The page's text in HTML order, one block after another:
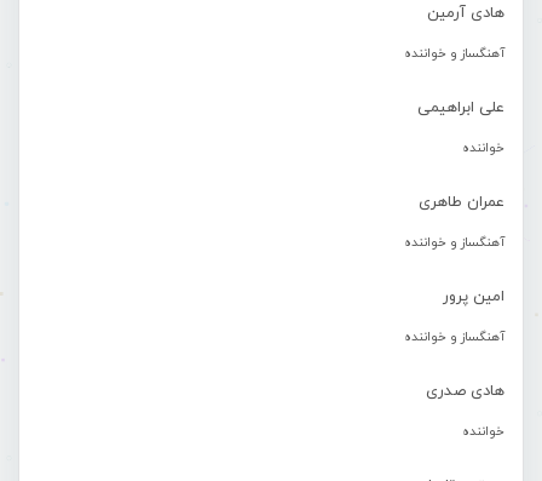
هادی آرمین
آهنگساز و خواننده
علی ابراهیمی
خواننده
عمران طاهری
آهنگساز و خواننده
امین پرور
آهنگساز و خواننده
هادی صدری
خواننده